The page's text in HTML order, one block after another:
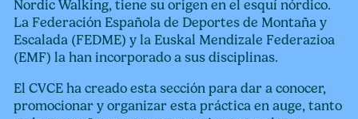
Nordic Walking, tiene su origen en el esquí nórdico.
La Federación Española de Deportes de Montaña y
Escalada (FEDME) y la Euskal Mendizale Federazioa
(EMF) la han incorporado a sus disciplinas.
El CVCE ha creado esta sección para dar a conocer,
promocionar y organizar esta práctica en auge, tanto